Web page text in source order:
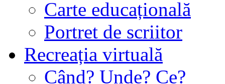
Carte educațională
Portret de scriitor
Recreația virtuală
Când? Unde? Ce?